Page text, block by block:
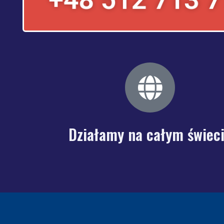
Działamy na całym